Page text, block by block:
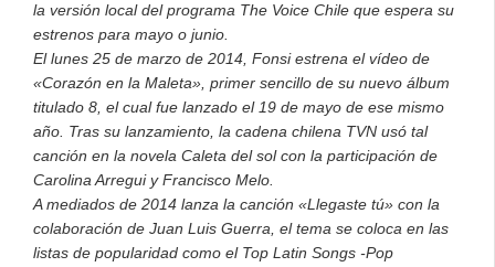
la versión local del programa The Voice Chile que espera su
estrenos para mayo o junio.
El lunes 25 de marzo de 2014, Fonsi estrena el vídeo de
«Corazón en la Maleta», primer sencillo de su nuevo álbum
titulado 8, el cual fue lanzado el 19 de mayo de ese mismo
año. Tras su lanzamiento, la cadena chilena TVN usó tal
canción en la novela Caleta del sol con la participación de
Carolina Arregui y Francisco Melo.
A mediados de 2014 lanza la canción «Llegaste tú» con la
colaboración de Juan Luis Guerra, el tema se coloca en las
listas de popularidad como el Top Latin Songs -Pop